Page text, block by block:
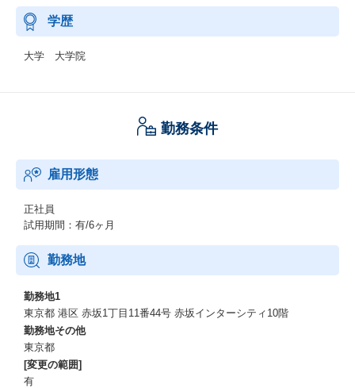
学歴
大学 大学院
勤務条件
雇用形態
正社員
試用期間：有/6ヶ月
勤務地
勤務地1
東京都 港区 赤坂1丁目11番44号 赤坂インターシティ10階
勤務地その他
東京都
[変更の範囲]
有